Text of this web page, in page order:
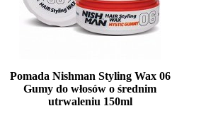
Pomada Nishman Styling Wax 06
Gumy do włosów o średnim
utrwaleniu 150ml